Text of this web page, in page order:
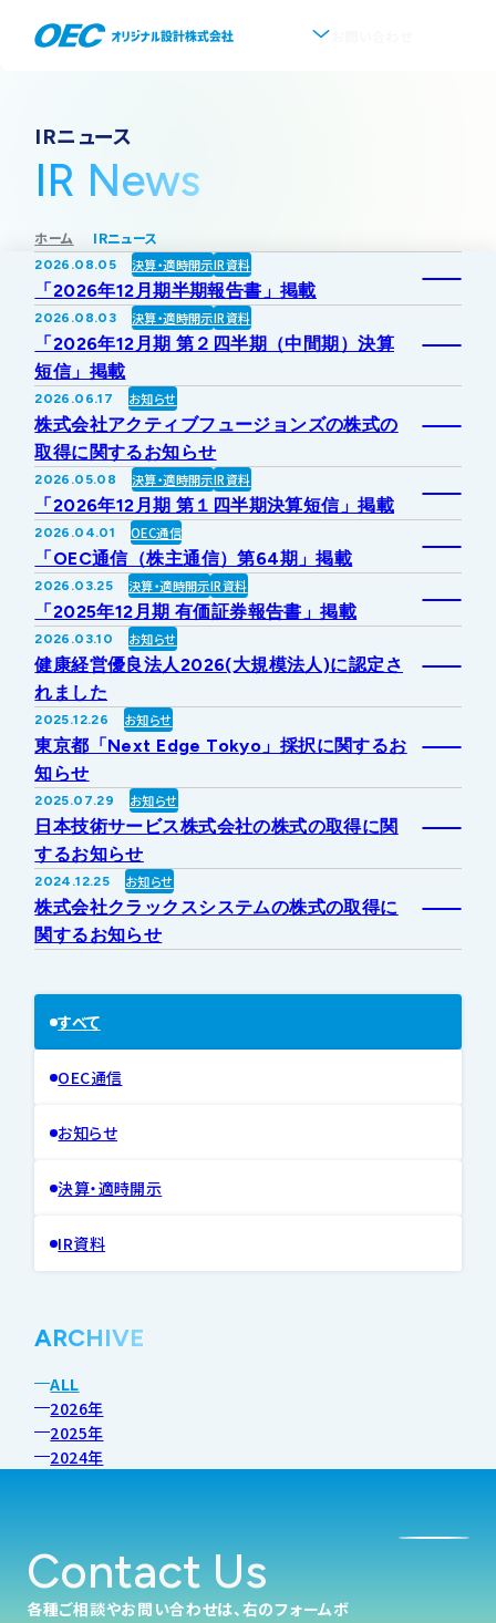
会社概要
代表挨拶
沿革
事業所・アクセス
グループ会社について
協業・パートナー募集
採用情報
事業紹介
事業一覧
上水道
下水道
ソフトウェア開発
その他事業
新しい取り組み
IR情報
IRトップ
株式・株主情報
IRニュース
IRライブラリー
IRカレンダー
個人投資家の皆様へ
IR方針・免責事項
For Overseas
新着情報
採用情報
協業・パートナー募集
公式 広報
IRニュース
IR News
ホーム IRニュース
2026.08.05 決算・適時開示IR資料
「2026年12月期半期報告書」掲載
2026.08.03 決算・適時開示IR資料
「2026年12月期 第２四半期（中間期）決算
短信」掲載
2026.06.17 お知らせ
株式会社アクティブフュージョンズの株式の
取得に関するお知らせ
2026.05.08 決算・適時開示IR資料
「2026年12月期 第１四半期決算短信」掲載
2026.04.01 OEC通信
「OEC通信（株主通信）第64期」掲載
2026.03.25 決算・適時開示IR資料
「2025年12月期 有価証券報告書」掲載
2026.03.10 お知らせ
健康経営優良法人2026(大規模法人)に認定さ
れました
2025.12.26 お知らせ
東京都「Next Edge Tokyo」採択に関するお
知らせ
2025.07.29 お知らせ
日本技術サービス株式会社の株式の取得に関
するお知らせ
2024.12.25 お知らせ
株式会社クラックスシステムの株式の取得に
関するお知らせ
すべて
OEC通信
お知らせ
決算・適時開示
IR資料
ARCHIVE
ALL
2026年
2025年
2024年
Contact Us
各種ご相談やお問い合わせは、右のフォームボ